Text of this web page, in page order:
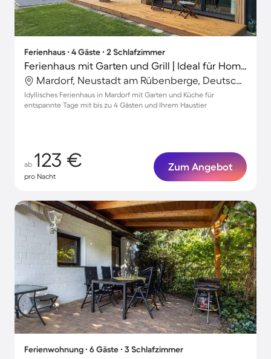
Ferienhaus ∙ 4 Gäste ∙ 2 Schlafzimmer
Ferienhaus mit Garten und Grill | Ideal für Homeoffice
Mardorf, Neustadt am Rübenberge, Deutschland
Idyllisches Ferienhaus in Mardorf mit Garten und Küche für
entspannte Tage mit bis zu 4 Gästen und Ihrem Haustier
ab 123 €
pro Nacht
Zum Angebot
Ferienwohnung ∙ 6 Gäste ∙ 3 Schlafzimmer